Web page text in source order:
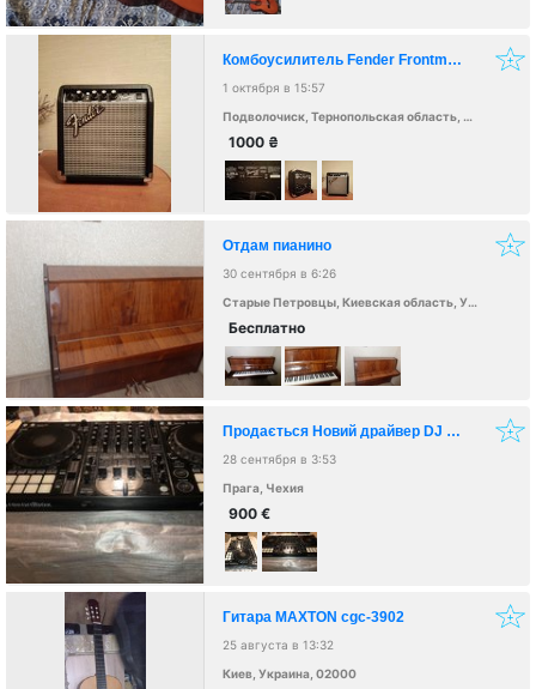
Комбоусилитель Fender Frontman 10G
1 октября в 15:57
Подволочиск, Тернопольская область, Украина
1000 ₴
Отдам пианино
30 сентября в 6:26
Старые Петровцы, Киевская область, Украина
Бесплатно
Продається Новий драйвер DJ Pioneer DDJ-1000 для Rekordbox
28 сентября в 3:53
Прага, Чехия
900€
Гитара MAXTON cgc-3902
25 августа в 13:32
Киев, Украина, 02000